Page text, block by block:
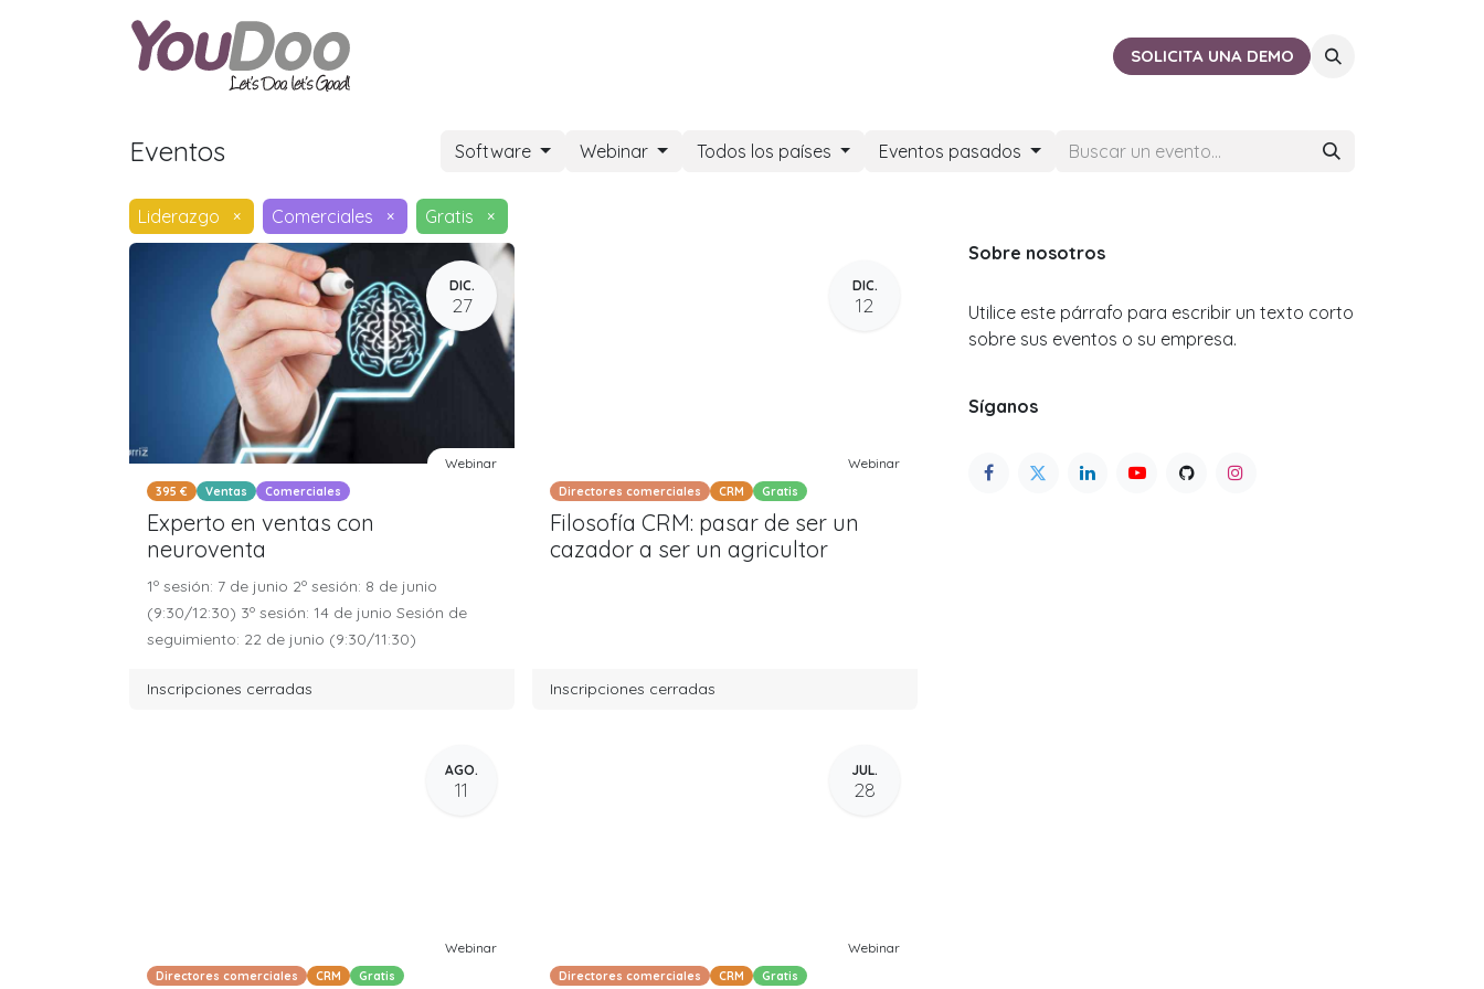
CERCA DE TISOLICITA UNA DEMO
Eventos Software Webinar Todos los países Eventos pasados
Liderazgo × Comerciales × Gratis ×
DIC.
27
Webinar
395 € Ventas Comerciales
Experto en ventas con
neuroventa
1º sesión: 7 de junio 2º sesión: 8 de junio
(9:30/12:30) 3º sesión: 14 de junio Sesión de
seguimiento: 22 de junio (9:30/11:30)
Inscripciones cerradas
DIC.
12
Webinar
Directores comerciales CRM Gratis
Filosofía CRM: pasar de ser un
cazador a ser un agricultor
Inscripciones cerradas
AGO.
11
Webinar
Directores comerciales CRM Gratis
JUL.
28
Webinar
Directores comerciales CRM Gratis
Sobre nosotros
Utilice este párrafo para escribir un texto corto
sobre sus eventos o su empresa.
Síganos